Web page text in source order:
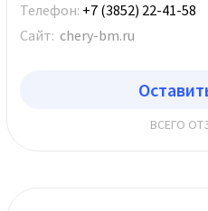
Телефон: +7 (3852) 22-41-58
Сайт: chery-bm.ru
ВСЕГО